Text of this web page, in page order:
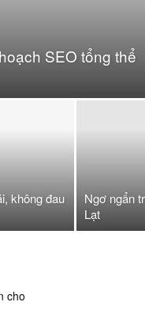
SEO tổng thể
không đau
Ngơ ngẩn
Lạt
cho